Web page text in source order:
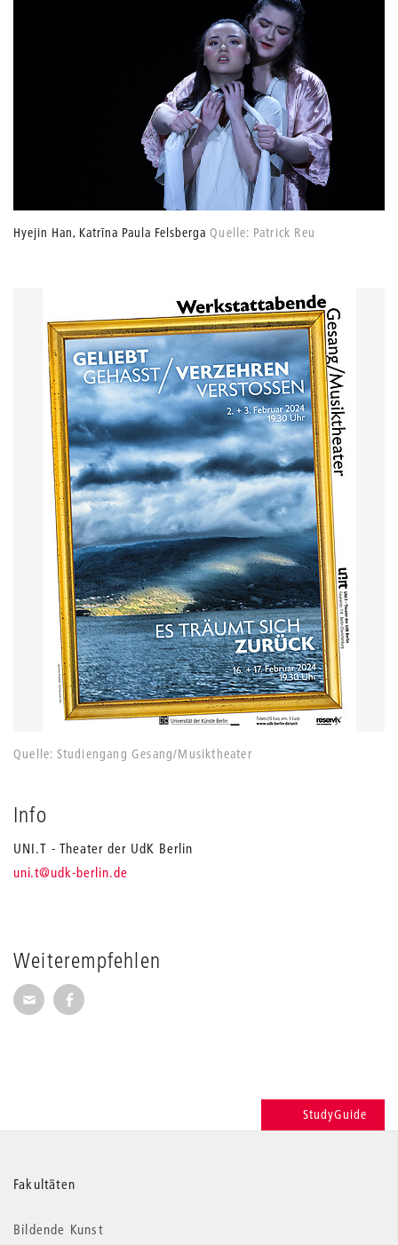
Weiterempfehlen
Seite per E-Mail weiterempfehlen
Seite auf Facebook weiterempfehlen
Hyejin Han, Katrīna Paula Felsberga Quelle: Patrick Reu
Quelle: Studiengang Gesang/Musiktheater
Info
UNI.T - Theater der UdK Berlin
uni.t_
@udk-berlin.de
StudyGuide
Weitere
Informationen
Fakultäten
Bildende Kunst